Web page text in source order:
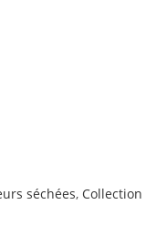
séchées,